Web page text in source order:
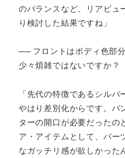
のバランスなど、リアビュ
り検討した結果ですね」
── フロントはボディ色部
少々煩雑ではないですか？
「先代の特徴であるシル
やはり差別化からです。バ
ターの開口が必要だったの
ア・アイテムとして、パー
なガッチリ感が欲しかった